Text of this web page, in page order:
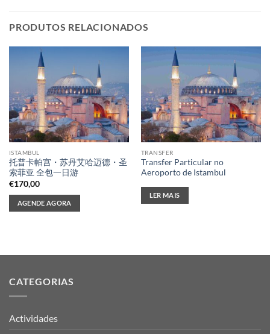
PRODUTOS RELACIONADOS
ISTAMBUL
托普卡帕宫・苏丹艾哈迈德・圣
索菲亚 全包一日游
€170,00
AGENDE AGORA
TRANSFER
Transfer Particular no
Aeroporto de Istambul
LER MAIS
CATEGORIAS
Actividades